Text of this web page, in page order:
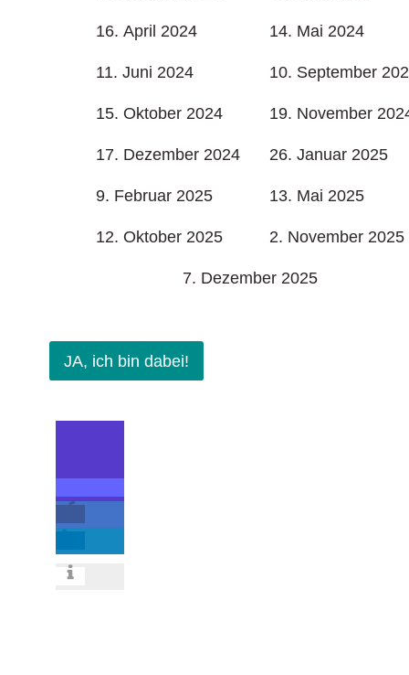
16. April 2024 14. Mai 2024
11. Juni 2024 10. September
15. Oktober 2024 19. November
17. Dezember 2024 26. Januar 2025
9. Februar 2025 13. Mai 2025
12. Oktober 2025 2. November 2025
7. Dezember 2025
JA, ich bin dabei!